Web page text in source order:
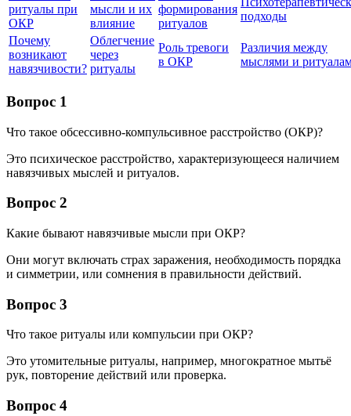
ритуалы при
ОКР
мысли и их
влияние
формирования
ритуалов
подходы
Почему
возникают
навязчивости?
Облегчение
через
ритуалы
Роль тревоги
в ОКР
Различия между
мыслями и
Вопрос 1
Что такое обсессивно-компульсивное расстройство (ОКР)?
Это психическое расстройство, характеризующееся наличием
навязчивых мыслей и ритуалов.
Вопрос 2
Какие бывают навязчивые мысли при ОКР?
Они могут включать страх заражения, необходимость порядка
и симметрии, или сомнения в правильности действий.
Вопрос 3
Что такое ритуалы или компульсии при ОКР?
Это утомительные ритуалы, например, многократное мытьё
рук, повторение действий или проверка.
Вопрос 4